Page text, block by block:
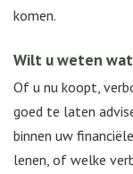
komen.
Wilt u weten
Of u nu koopt,
goed te laten
binnen uw
lenen, of welke